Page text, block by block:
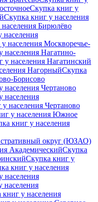
Скупка книг у
Скупка книг у населения
Бирюлёво
населения
населения Москворечье-
населения Нагатино-
у населения Нагатинский
НагорныйСкупка
Борисово
населения Чертаново
населения
населения Чертаново
у населения Южное
книг у населения
округ (ЮЗАО)
АкадемическийСкупка
Скупка книг у
книг у населения
населения
населения
у населения